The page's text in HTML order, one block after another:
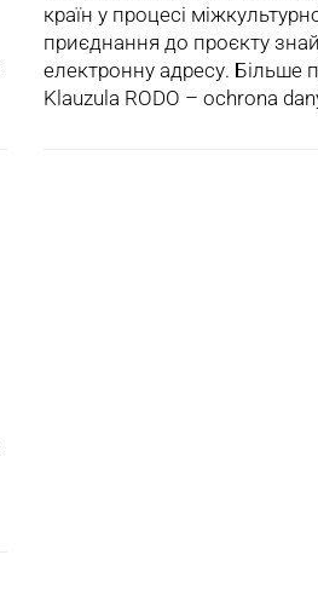
країн у процесі
приєднання до проєкту
електронну адресу. Більше
Klauzula RODO – ochrona